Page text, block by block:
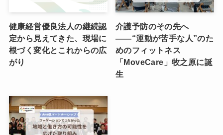
健康経営優良法人の継続認
定から見えてきた、現場に
根づく変化とこれからの広
がり
介護予防のその先へ
――“運動が苦手な人”のた
めのフィットネス
「MoveCare」牧之原に誕
生